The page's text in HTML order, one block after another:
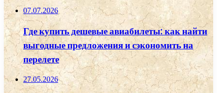
07.07.2026
Где купить дешевые авиабилеты: как найти
выгодные предложения и сэкономить на
перелете
27.05.2026